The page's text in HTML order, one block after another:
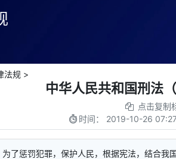
法规 >
中华人民共和国刑法
点击复制
时间： 2019-10-26
为了惩罚犯罪，保护人民，根据宪法，结合我